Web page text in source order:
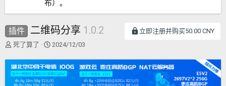
布）。
插件 二维码分享 1.0.2
立即注册并购买50.00 CNY
主
发
起
人
死了算了
开
时
间
2024/12/03